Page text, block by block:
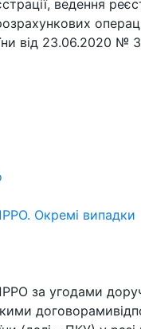
ведення
від 23.06.2020 №
Окремі випадки
за угодами